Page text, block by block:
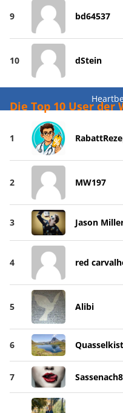
9 bd64537
10 dStein
Die Top 10 User der
1
2 MW197
3 Jason
4 red
5 Alibi
6
7